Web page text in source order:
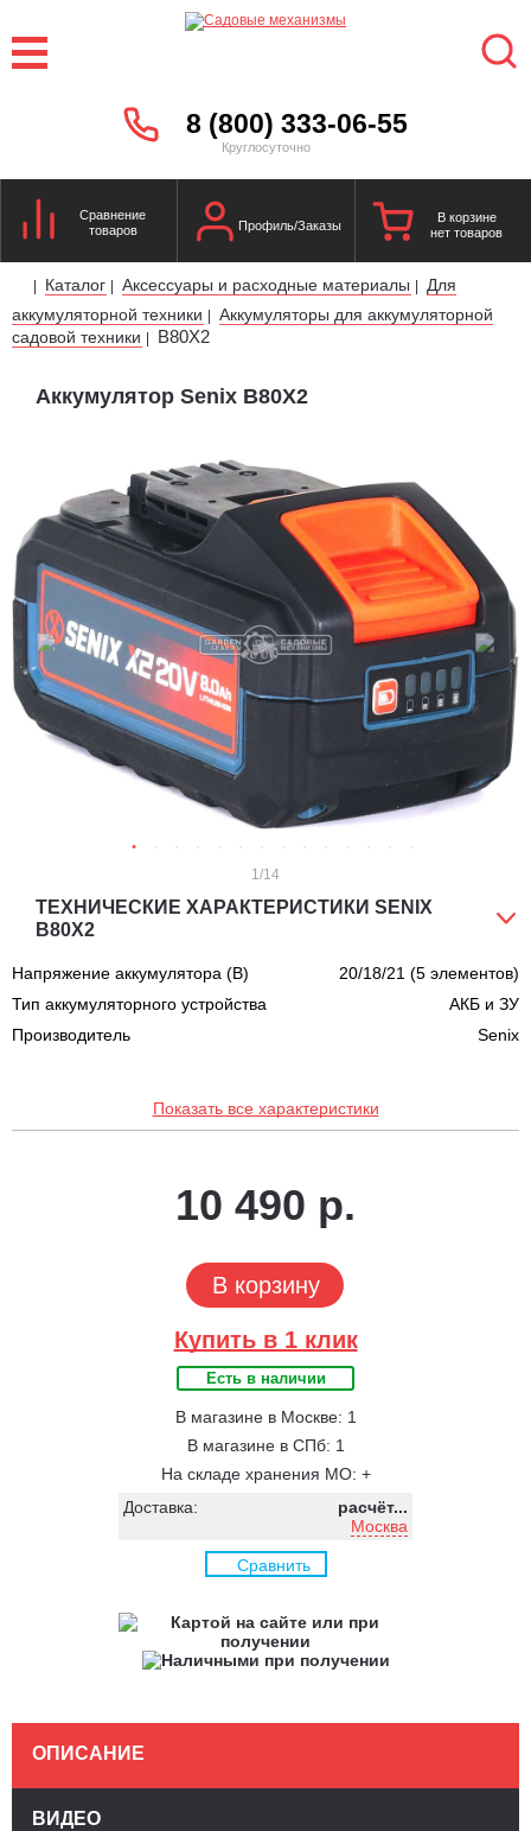
8 (800) 333-06-55
Круглосуточно
Сравнение
товаров
Профиль/Заказы
В корзине
нет товаров
| Каталог | Аксессуары и расходные материалы |
Для
аккумуляторной техники | Аккумуляторы для аккумуляторной
садовой техники | B80X2
Аккумулятор Senix B80X2
1/14
ТЕХНИЧЕСКИЕ ХАРАКТЕРИСТИКИ SENIX
B80X2
Напряжение аккумулятора (В)
20/18/21 (5 элементов)
Тип аккумуляторного устройства
АКБ и ЗУ
Производитель
Senix
Показать все характеристики
10 490 р.
В корзину
Купить в 1 клик
Есть в наличии
В магазине в Москве: 1
В магазине в СПб: 1
На складе хранения МО: +
Доставка:
расчёт...
Москва
Сравнить
ОПИСАНИЕ
ВИДЕО